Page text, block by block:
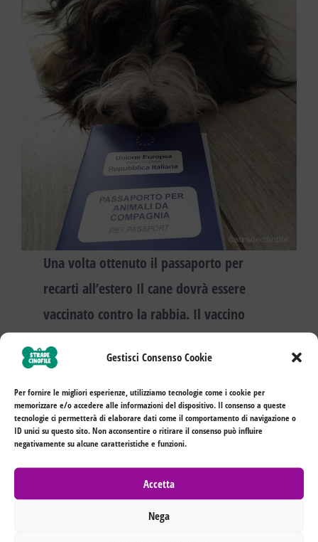
Gestisci Consenso Cookie
Per fornire le migliori esperienze, utilizziamo tecnologie come i cookie per
memorizzare e/o accedere alle informazioni del dispositivo. Il consenso a queste
tecnologie ci permetterà di elaborare dati come il comportamento di navigazione o
ID unici su questo sito. Non acconsentire o ritirare il consenso può influire
negativamente su alcune caratteristiche e funzioni.
Accetta
Nega
Una volta ottenuto il passaporto per
recarti all’estero Il cane dovrà essere
vaccinato contro la rabbia. Il vaccino
il quale riporterà sul passaporto
l’avvenuta vaccinazione e ti stamperà il
certificato di avvenuta vaccinazione
antirabbica. Dovrannotrascorrere 21
giorni dalla data della vaccinazione
contro la rabbia e per te e i tuo cane sarà
possibile superare i confini italiani.